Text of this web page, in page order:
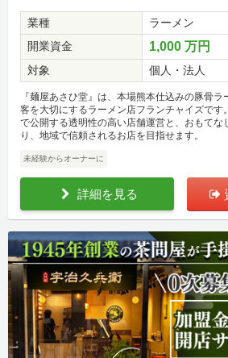
業種
ラーメン
開業資金
1,000 万円
対象 個人・法人
『麺屋あさひ堂』は、本場熊本仕込みの豚骨
客を大切にするラーメン店フランチャイズです
で公開する透明性の高い店舗運営と、おもてな
り、地域で信頼されるお店を目指せます。
未経験からオーナーに
詳細を見る